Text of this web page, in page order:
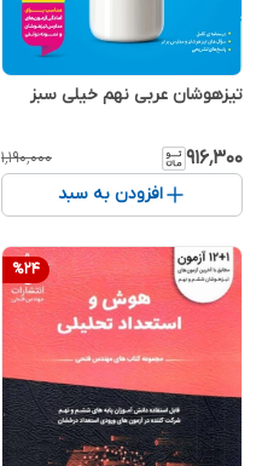
تیزهوشان عربی نهم خیلی سبز
۹۱۶٬۳۰۰ ۱٬۱۹۰٬۰۰۰
افزودن به سبد
%24